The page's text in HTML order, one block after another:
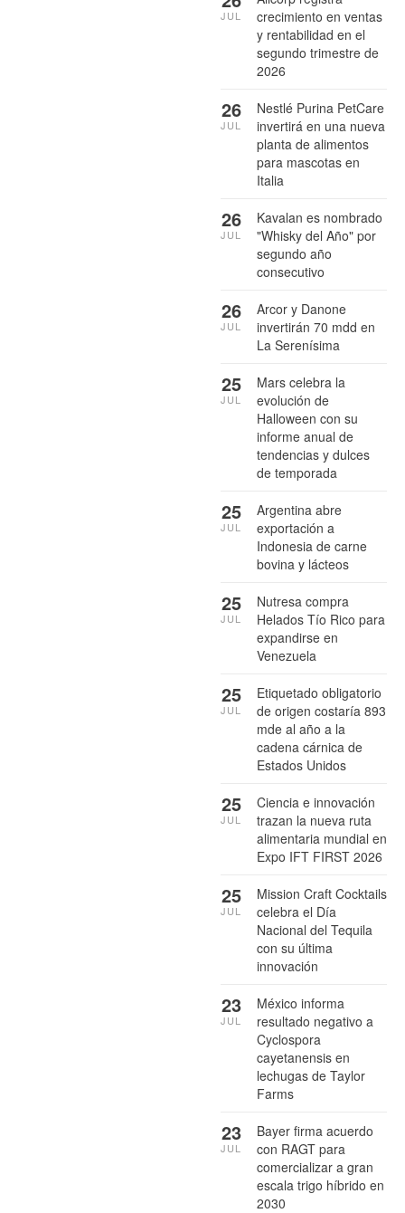
crecimiento en ventas
y rentabilidad en el
segundo trimestre de
2026
JUL
Nestlé Purina PetCare
invertirá en una nueva
planta de alimentos
para mascotas en
Italia
26
JUL
Kavalan es nombrado
"Whisky del Año" por
segundo año
consecutivo
26
JUL
Arcor y Danone
invertirán 70 mdd en
La Serenísima
26
JUL
Mars celebra la
evolución de
Halloween con su
informe anual de
tendencias y dulces
de temporada
25
JUL
Argentina abre
exportación a
Indonesia de carne
bovina y lácteos
25
JUL
Nutresa compra
Helados Tío Rico para
expandirse en
Venezuela
25
JUL
Etiquetado obligatorio
de origen costaría 893
mde al año a la
cadena cárnica de
Estados Unidos
25
JUL
Ciencia e innovación
trazan la nueva ruta
alimentaria mundial en
Expo IFT FIRST 2026
25
JUL
Mission Craft Cocktails
celebra el Día
Nacional del Tequila
con su última
innovación
25
JUL
México informa
resultado negativo a
Cyclospora
cayetanensis en
lechugas de Taylor
Farms
23
JUL
Bayer firma acuerdo
con RAGT para
comercializar a gran
escala trigo híbrido en
2030
23
JUL